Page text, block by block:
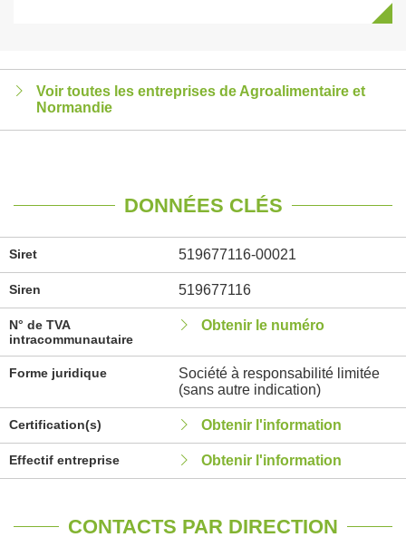
Voir toutes les entreprises de Agroalimentaire et
Normandie
DONNÉES CLÉS
Siret 519677116-00021
Siren 519677116
N° de TVA
intracommunautaire
Obtenir le numéro
Forme juridique
Société à responsabilité limitée
(sans autre indication)
Certification(s) Obtenir l'information
Effectif entreprise Obtenir l'information
CONTACTS PAR DIRECTION